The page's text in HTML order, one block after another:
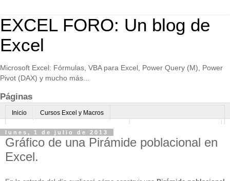
EXCEL FORO: Un blog de
Excel
Microsoft Excel: Fórmulas, VBA para Excel, Power Query (M), Power
Pivot (DAX) y mucho más...
Páginas
Inicio Cursos Excel y Macros
Excel Avanzado online-Microsoft Teams
Normas de uso Algo sobre mi
lunes, 1 de julio de 2013
Gráfico de una Pirámide poblacional en
Excel.